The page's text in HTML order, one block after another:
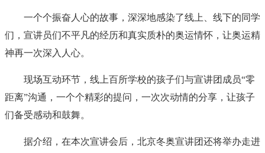
一个个振奋人心的故事，深深地感染了线上、线下的同学
们，宣讲员们不平凡的经历和真实质朴的奥运情怀，让奥运精
神再一次深入人心。
现场互动环节，线上百所学校的孩子们与宣讲团成员“零
距离”沟通，一个个精彩的提问，一次次动情的分享，让孩子
们备受感动和鼓舞。
据介绍，在本次宣讲会后，北京冬奥宣讲团还将举办走进